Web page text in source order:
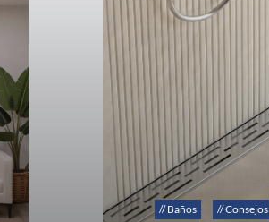
// Baños // Consejos